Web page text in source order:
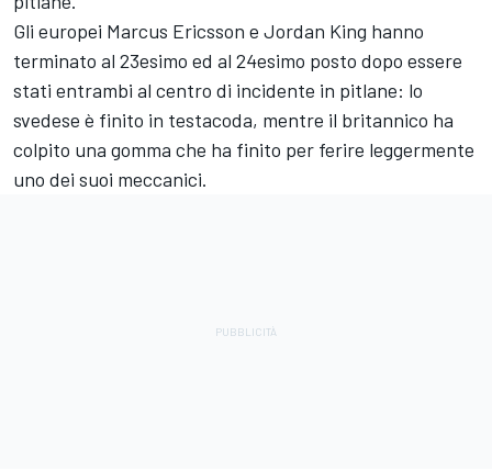
Gli europei Marcus Ericsson e Jordan King hanno
terminato al 23esimo ed al 24esimo posto dopo essere
stati entrambi al centro di incidente in pitlane: lo
svedese è finito in testacoda, mentre il britannico ha
colpito una gomma che ha finito per ferire leggermente
uno dei suoi meccanici.